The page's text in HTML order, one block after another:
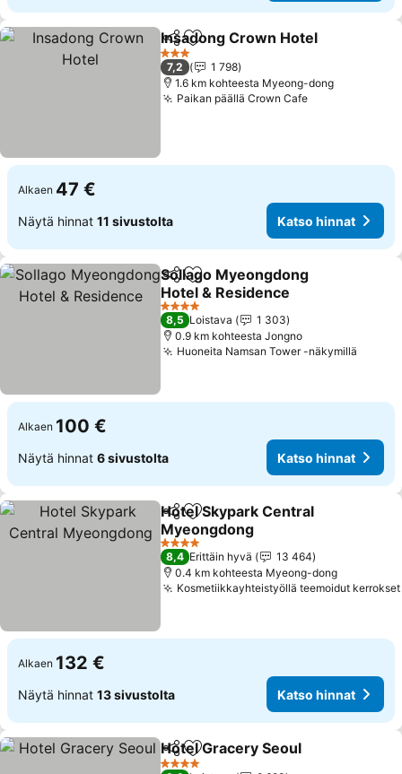
Jaa Lisää suosikkeihin
Insadong Crown Hotel
3 Tähtiluokitus
7,2
1 798
1.6 km kohteesta Myeong-dong
Paikan päällä Crown CafeKatso hinnat
Alkaen 47 €
Näytä hinnat 11 sivustolta Katso hinnat
Jaa Lisää suosikkeihin
Sollago Myeongdong
Hotel & Residence
Katso hinnat
4 Tähtiluokitus
8,5 Loistava
1 303
0.9 km kohteesta Jongno
Huoneita Namsan Tower -näkymillä
Alkaen 100 €
Näytä hinnat 6 sivustolta Katso hinnat
Jaa Lisää suosikkeihin
Hotel Skypark Central
Myeongdong
Katso hinnat
4 Tähtiluokitus
8,4 Erittäin hyvä
13 464
0.4 km kohteesta Myeong-dong
Kosmetiikkayhteistyöllä teemoidut kerrokset
Alkaen 132 €
Näytä hinnat 13 sivustolta Katso hinnat
Jaa Lisää suosikkeihin
Hotel Gracery Seoul
4 Tähtiluokitus